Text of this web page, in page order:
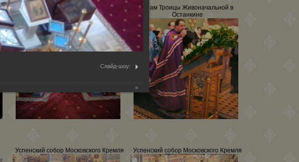
Храм Троицы Живоначальной в
Останкине
Храм Троицы Живоначальной в
Останкине
Успенский собор Московского Кремля Успенский собор Московского Кремля
Слайд-шоу: